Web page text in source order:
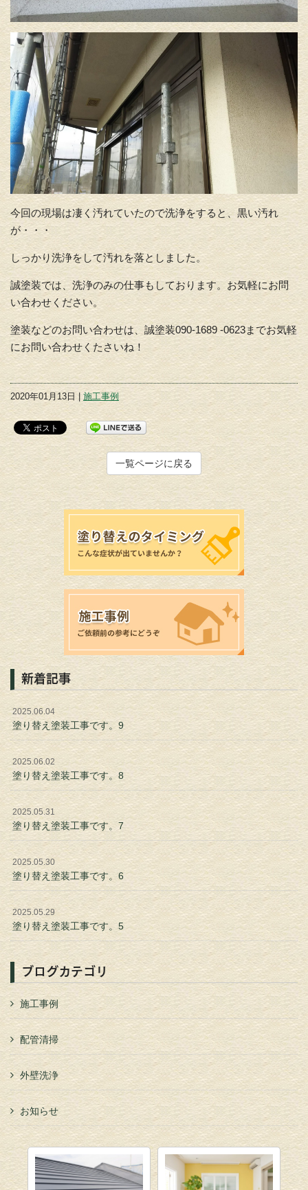
今回の現場は凄く汚れていたので洗浄をすると、黒い汚れ
が・・・
しっかり洗浄をして汚れを落としました。
誠塗装では、洗浄のみの仕事もしております。お気軽にお問
い合わせください。
塗装などのお問い合わせは、誠塗装090-1689 -0623までお気軽
にお問い合わせくたさいね！
2020年01月13日 | 施工事例
一覧ページに戻る
新着記事
2025.06.04
塗り替え塗装工事です。9
2025.06.02
塗り替え塗装工事です。8
2025.05.31
塗り替え塗装工事です。7
2025.05.30
塗り替え塗装工事です。6
2025.05.29
塗り替え塗装工事です。5
ブログカテゴリ
施工事例
配管清掃
外壁洗浄
お知らせ